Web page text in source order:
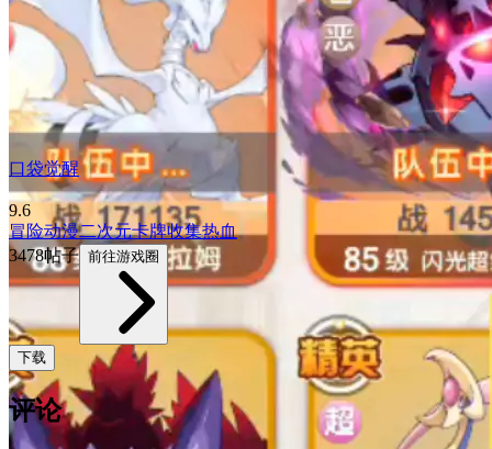
口袋觉醒
9.6
冒险动漫二次元卡牌收集热血
3478帖子 前往游戏圈
下载
评论